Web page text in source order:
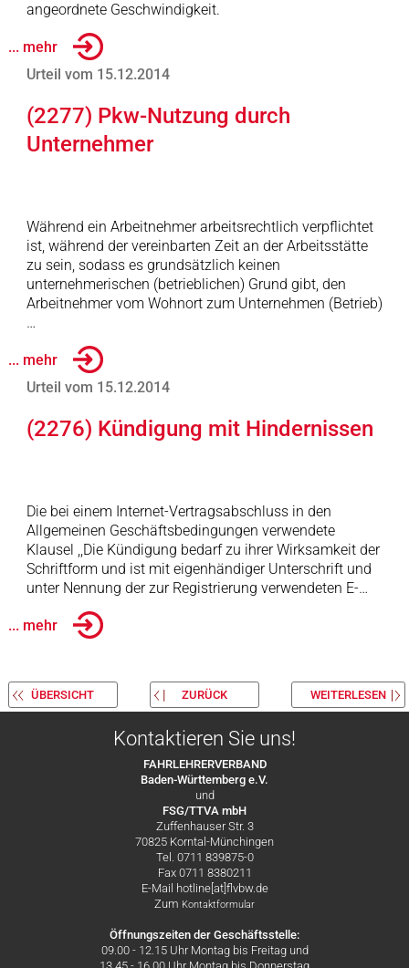
angeordnete Geschwindigkeit.
... mehr
Urteil vom 15.12.2014
(2277) Pkw-Nutzung durch
Unternehmer
Während ein Arbeitnehmer arbeitsrechtlich verpflichtet
ist, während der vereinbarten Zeit an der Arbeitsstätte
zu sein, sodass es grundsätzlich keinen
unternehmerischen (betrieblichen) Grund gibt, den
Arbeitnehmer vom Wohnort zum Unternehmen (Betrieb)
…
... mehr
Urteil vom 15.12.2014
(2276) Kündigung mit Hindernissen
Die bei einem Internet-Vertragsabschluss in den
Allgemeinen Geschäftsbedingungen verwendete
Klausel ,,Die Kündigung bedarf zu ihrer Wirksamkeit der
Schriftform und ist mit eigenhändiger Unterschrift und
unter Nennung der zur Registrierung verwendeten E-…
... mehr
ÜBERSICHT ZURÜCK WEITERLESEN
Kontaktieren Sie uns!
FAHRLEHRERVERBAND
Baden-Württemberg e.V.
und
FSG/TTVA mbH
Zuffenhauser Str. 3
70825 Korntal-Münchingen
Tel. 0711 839875-0
Fax 0711 8380211
E-Mail hotline[at]flvbw.de
Zum Kontaktformular
Öffnungszeiten der Geschäftsstelle:
09.00 - 12.15 Uhr Montag bis Freitag und